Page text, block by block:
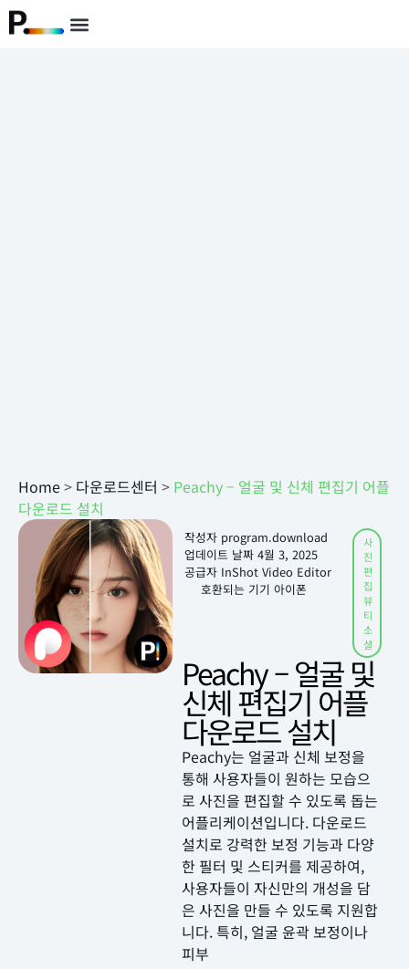
Home> 다운로드센터 > Peachy – 얼굴 및 신체 편집기 어플
다운로드 설치
작성자 program.download
업데이트 날짜 4월 3, 2025
공급자 InShot Video Editor
호환되는 기기 아이폰
사
진
편
집
뷰
티
소
셜
Peachy – 얼굴 및
신체 편집기 어플
다운로드 설치
Peachy는 얼굴과 신체 보정을
통해 사용자들이 원하는 모습으
로 사진을 편집할 수 있도록 돕는
어플리케이션입니다. 다운로드
설치로 강력한 보정 기능과 다양
한 필터 및 스티커를 제공하여,
사용자들이 자신만의 개성을 담
은 사진을 만들 수 있도록 지원합
니다. 특히, 얼굴 윤곽 보정이나
피부